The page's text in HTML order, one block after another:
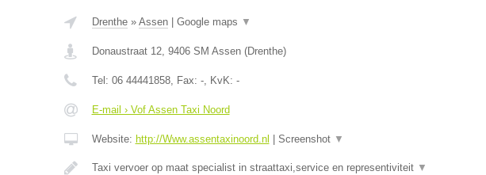
Drenthe» Assen| Google maps ▼
Donaustraat 12, 9406 SM Assen(Drenthe)
Tel: 06 44441858, Fax: -, KvK: -
E-mail › Vof Assen Taxi Noord
Website: http://Www.assentaxinoord.nl Screenshot ▼
Taxi vervoer op maat specialist in straattaxi,service en representiviteit ▼